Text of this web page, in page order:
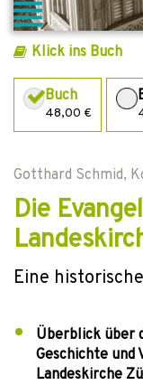
Klick ins Buch
Buch
48,00 €
Gotthard Schmid,
Die
Eine
Überblick über
Geschichte
Landeskirche